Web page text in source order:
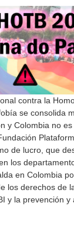
contra la
se consolida
y Colombia no es
de lucro, que
los
en Colombia
los derechos de
y la prevención y